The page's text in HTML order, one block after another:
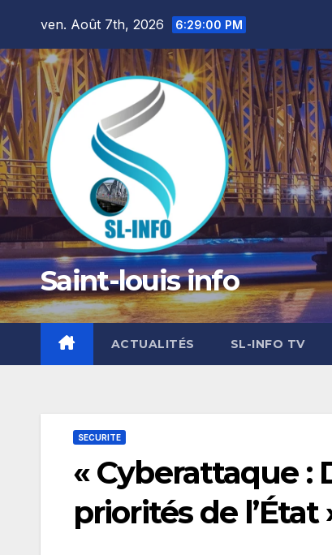
content
ven. Août 7th, 2026 6:29:01 PM
Saint-louis info
ACTUALITÉS SL-INFO TV
SECURITE
« Cyberattaque :
priorités de l’État